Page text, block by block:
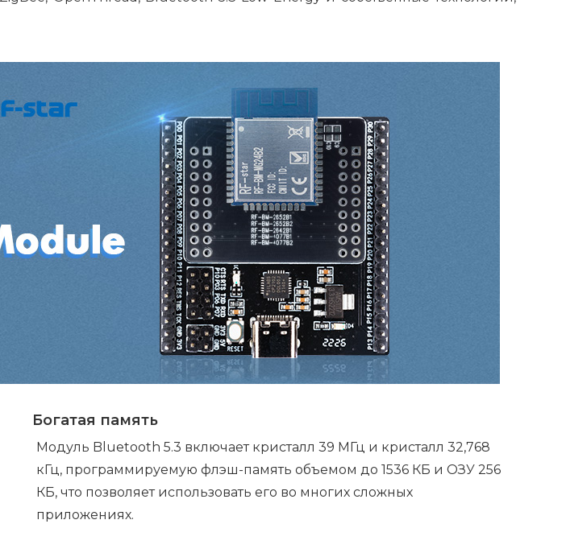
Богатая память
Модуль Bluetooth 5.3 включает кристалл 39 МГц и кристалл 32,768
кГц, программируемую флэш-память объемом до 1536 КБ и ОЗУ 256
КБ, что позволяет использовать его во многих сложных
приложениях.